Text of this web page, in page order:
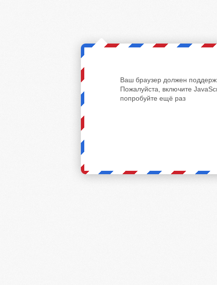
Ваш браузер должен
Пожалуйста, включите
попробуйте ещё раз